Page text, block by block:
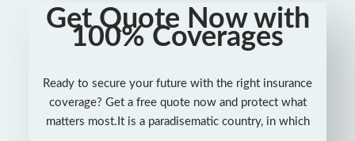
Get Quote Now with
100% Coverages
Ready to secure your future with the right insurance
coverage? Get a free quote now and protect what
matters most.It is a paradisematic country, in which